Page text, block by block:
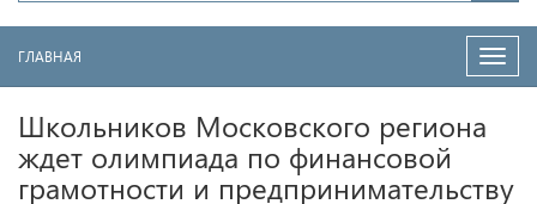
ГЛАВНАЯ
Школьников Московского региона
ждет олимпиада по финансовой
грамотности и предпринимательству